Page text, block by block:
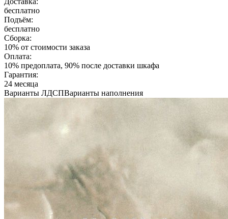
бесплатно
Подъём:
бесплатно
Сборка:
10% от стоимости заказа
Оплата:
10% предоплата, 90% после доставки шкафа
Гарантия:
24 месяца
Варианты ЛДСПВарианты наполнения